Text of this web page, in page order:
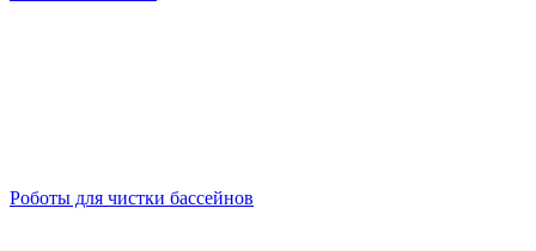
Роботы для чистки бассейнов